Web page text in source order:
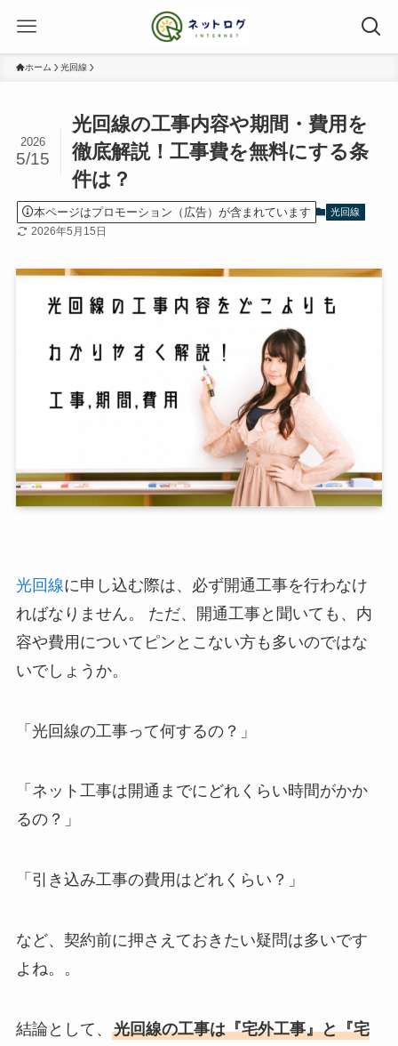
ホーム 光回線
光回線の工事内容や期間・費用を
徹底解説！工事費を無料にする条
件は？
2026
5/15
本ページはプロモーション（広告）が含まれています 光回線
2026年5月15日
光回線に申し込む際は、必ず開通工事を行わなけ
ればなりません。 ただ、開通工事と聞いても、内
容や費用についてピンとこない方も多いのではな
いでしょうか。
「光回線の工事って何するの？」
「ネット工事は開通までにどれくらい時間がかか
るの？」
「引き込み工事の費用はどれくらい？」
など、契約前に押さえておきたい疑問は多いです
よね。。
結論として、 光回線の工事は『宅外工事』と『宅